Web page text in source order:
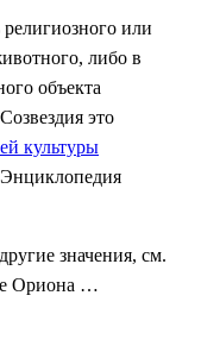
религиозного или
либо в
объекта
это
культуры
Энциклопедия
значения, см.
Ориона …